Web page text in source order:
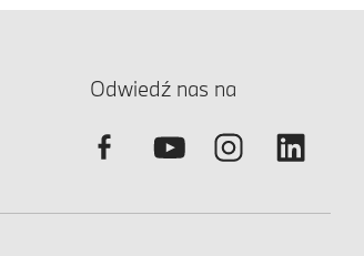
Odwiedź nas na